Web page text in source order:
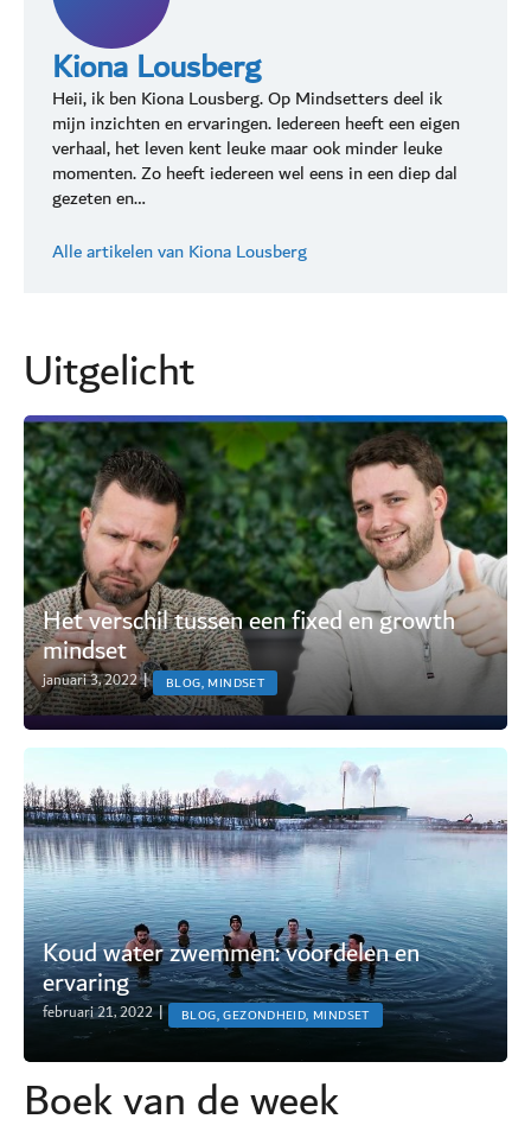
Kiona Lousberg
Heii, ik ben Kiona Lousberg. Op Mindsetters deel ik
mijn inzichten en ervaringen. Iedereen heeft een eigen
verhaal, het leven kent leuke maar ook minder leuke
momenten. Zo heeft iedereen wel eens in een diep dal
gezeten en…
Alle artikelen van Kiona Lousberg
Uitgelicht
Het verschil tussen een fixed en growth
mindset
januari 3, 2022 | BLOG, MINDSET
Koud water zwemmen: voordelen en
ervaring
februari 21, 2022 | BLOG, GEZONDHEID, MINDSET
Boek van de week